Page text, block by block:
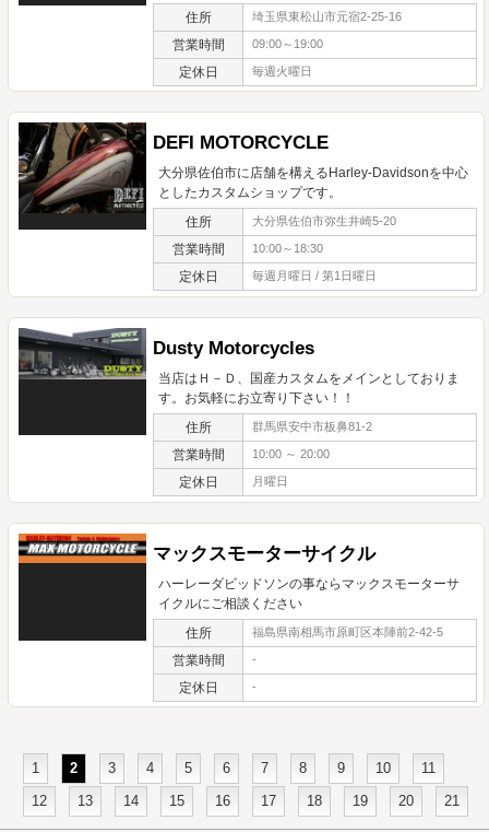
住所 埼玉県東松山市元宿2-25-16
営業時間 09:00～19:00
定休日 毎週火曜日
DEFI MOTORCYCLE
大分県佐伯市に店舗を構えるHarley-Davidsonを中心
としたカスタムショップです。
住所 大分県佐伯市弥生井崎5-20
営業時間 10:00～18:30
定休日 毎週月曜日 / 第1日曜日
Dusty Motorcycles
当店はＨ－Ｄ、国産カスタムをメインとしておりま
す。お気軽にお立寄り下さい！！
住所 群馬県安中市板鼻81-2
営業時間 10:00 ～ 20:00
定休日 月曜日
マックスモーターサイクル
ハーレーダビッドソンの事ならマックスモーターサ
イクルにご相談ください
住所 福島県南相馬市原町区本陣前2-42-5
営業時間 -
定休日 -
1 2 3 4 5 6 7 8 9 10
11
12
13 14 15 16 17 18 19 20 21